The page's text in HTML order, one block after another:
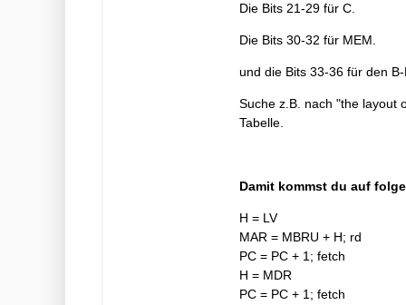
1000 0000 0
000 0000} \\
000 0011 0101
001 0001} \\
{1 0000 0000
100 0010}
Die Bits 21-29 für C.
Die Bits 30-32 für MEM.
und die Bits 33-36 für den B-
Suche z.B. nach "the layout
Tabelle.
Damit kommst du auf
H = LV
MAR = MBRU + H; rd
PC = PC + 1; fetch
H = MDR
PC = PC + 1; fetch